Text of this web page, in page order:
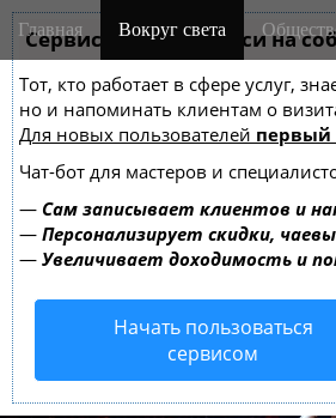
Сервис онлайн-записи на
Тот, кто работает в сфере услуг,
но и напоминать клиентам о
Для новых пользователей первый
Чат-бот для мастеров и
— Сам записывает клиентов и
— Персонализирует скидки,
— Увеличивает доходимость и
Начать пользоваться
сервисом
M
a
n
m
e
n
u
i
Главная Вокруг света